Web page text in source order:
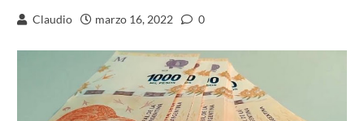
Claudio marzo 16, 2022 0